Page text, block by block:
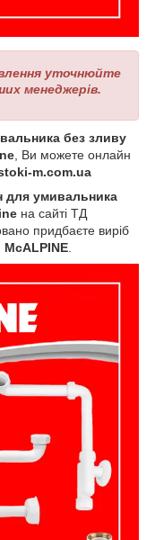
уточнюйте
менеджерів.
без зливу
, Ви можете онлайн
m.com.ua
для умивальника
на сайті ТД
придбаєте виріб
McALPINE.